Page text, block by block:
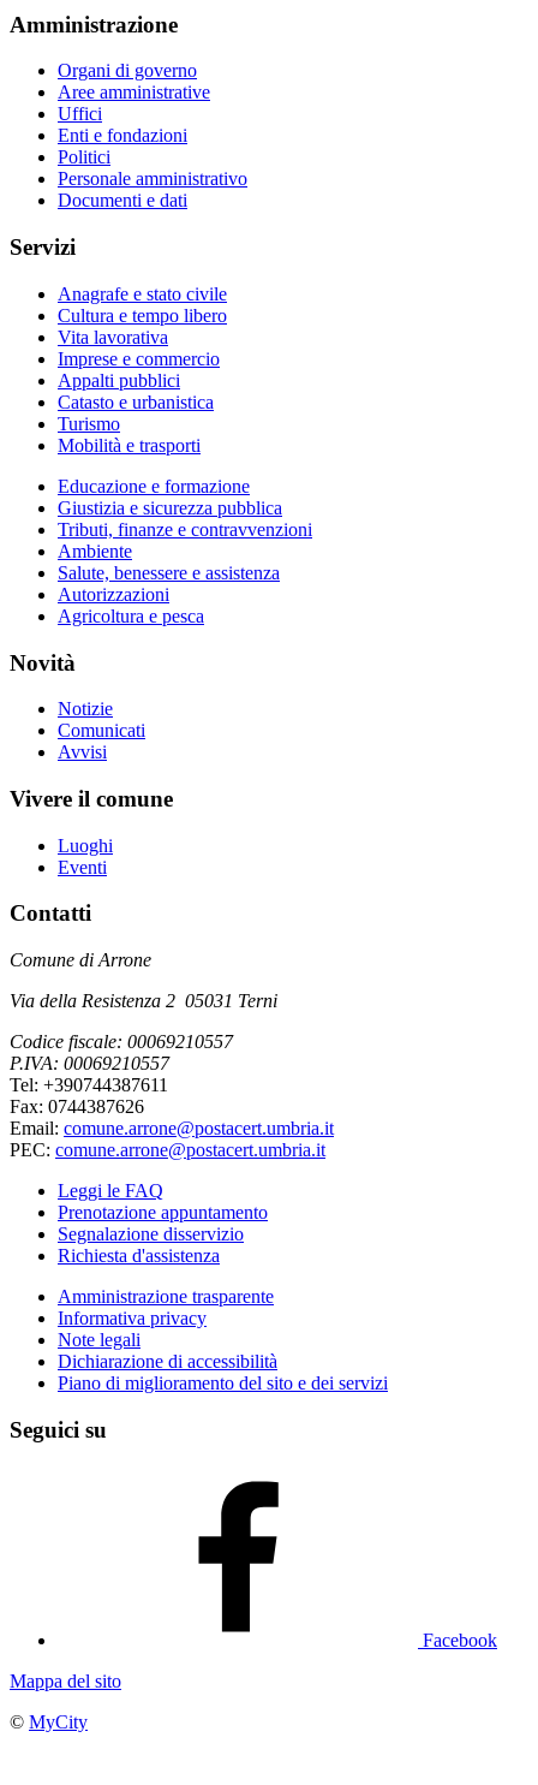
Amministrazione
Organi di governo
Aree amministrative
Uffici
Enti e fondazioni
Politici
Personale amministrativo
Documenti e dati
Servizi
Anagrafe e stato civile
Cultura e tempo libero
Vita lavorativa
Imprese e commercio
Appalti pubblici
Catasto e urbanistica
Turismo
Mobilità e trasporti
Educazione e formazione
Giustizia e sicurezza pubblica
Tributi, finanze e contravvenzioni
Ambiente
Salute, benessere e assistenza
Autorizzazioni
Agricoltura e pesca
Novità
Notizie
Comunicati
Avvisi
Vivere il comune
Luoghi
Eventi
Contatti
Comune di Arrone
Via della Resistenza 2 05031 Terni
Codice fiscale: 00069210557
P.IVA: 00069210557
Tel: +390744387611
Fax: 0744387626
Email: comune.arrone@postacert.umbria.it
PEC: comune.arrone@postacert.umbria.it
Leggi le FAQ
Prenotazione appuntamento
Segnalazione disservizio
Richiesta d'assistenza
Amministrazione trasparente
Informativa privacy
Note legali
Dichiarazione di accessibilità
Piano di miglioramento del sito e dei servizi
Seguici su
Facebook
Mappa del sito
© MyCity